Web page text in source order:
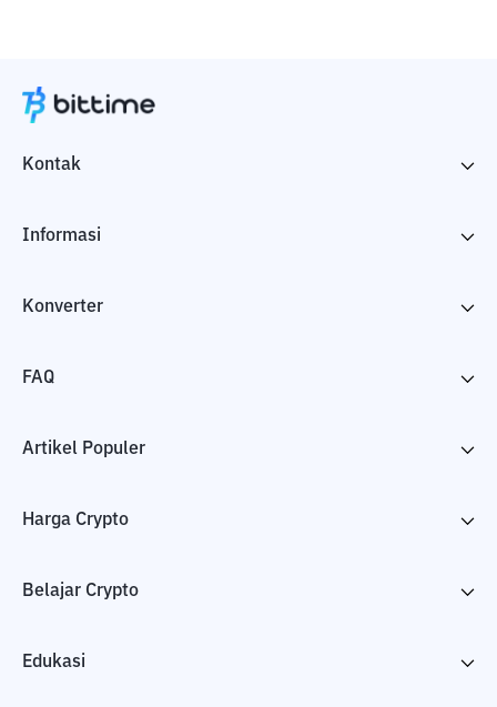
Kontak
Informasi
Konverter
FAQ
Artikel Populer
Harga Crypto
Belajar Crypto
Edukasi